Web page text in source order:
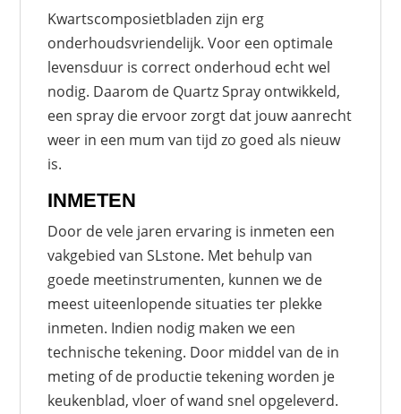
Kwartscomposietbladen zijn erg
onderhoudsvriendelijk. Voor een optimale
levensduur is correct onderhoud echt wel
nodig. Daarom de Quartz Spray ontwikkeld,
een spray die ervoor zorgt dat jouw aanrecht
weer in een mum van tijd zo goed als nieuw
is.
INMETEN
Door de vele jaren ervaring is inmeten een
vakgebied van SLstone. Met behulp van
goede meetinstrumenten, kunnen we de
meest uiteenlopende situaties ter plekke
inmeten. Indien nodig maken we een
technische tekening. Door middel van de in
meting of de productie tekening worden je
keukenblad, vloer of wand snel opgeleverd.